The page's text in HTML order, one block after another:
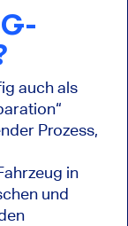
auch als
Prozess,
in
und